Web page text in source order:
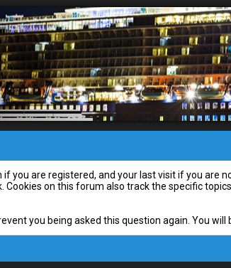
are registered, and your last visit if you are
on this forum also track the specific
you being asked this question again. You